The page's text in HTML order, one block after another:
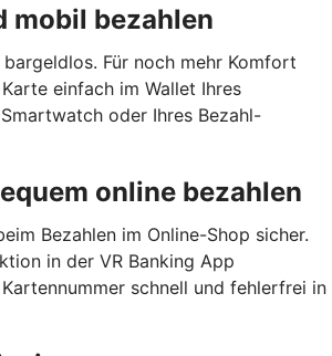
mobil bezahlen
Für noch mehr Komfort
einfach im Wallet Ihres
oder Ihres Bezahl-
online bezahlen
Bezahlen im Online-Shop sicher.
in der VR Banking App
schnell und fehlerfrei in